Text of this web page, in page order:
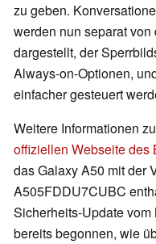
zu geben.
werden nun separat
dargestellt, der
Always-on-Optionen,
einfacher gesteuert
Weitere Informationen
offiziellen Webseite des
das Galaxy A50 mit der
A505FDDU7CUBC
Sicherheits-Update
bereits begonnen, wie